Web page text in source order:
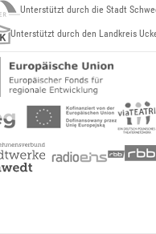
Unterstützt durch die Stadt
Unterstützt durch den Landkreis